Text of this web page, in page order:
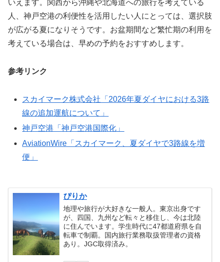
いえます。関西から沖縄や北海道への旅行を考えている
人、神戸空港の利便性を活用したい人にとっては、選択肢
が広がる夏になりそうです。お盆期間など繁忙期の利用を
考えている場合は、早めの予約をおすすめします。
参考リンク
スカイマーク株式会社「2026年夏ダイヤにおける3路
線の追加運航について」
神戸空港「神戸空港国際化」
AviationWire「スカイマーク、夏ダイヤで3路線を増
便」
ぴりか
地理や旅行が大好きな一般人。東京出身です
が、四国、九州など転々と移住し、今は北陸
に住んでいます。学生時代に47都道府県を自
転車で制覇。国内旅行業務取扱管理者の資格
あり。JGC取得済み。